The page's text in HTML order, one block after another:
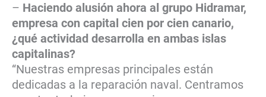
– Haciendo alusión ahora al grupo Hidramar,
empresa con capital cien por cien canario,
¿qué actividad desarrolla en ambas islas
capitalinas?
“Nuestras empresas principales están
dedicadas a la reparación naval. Centramos